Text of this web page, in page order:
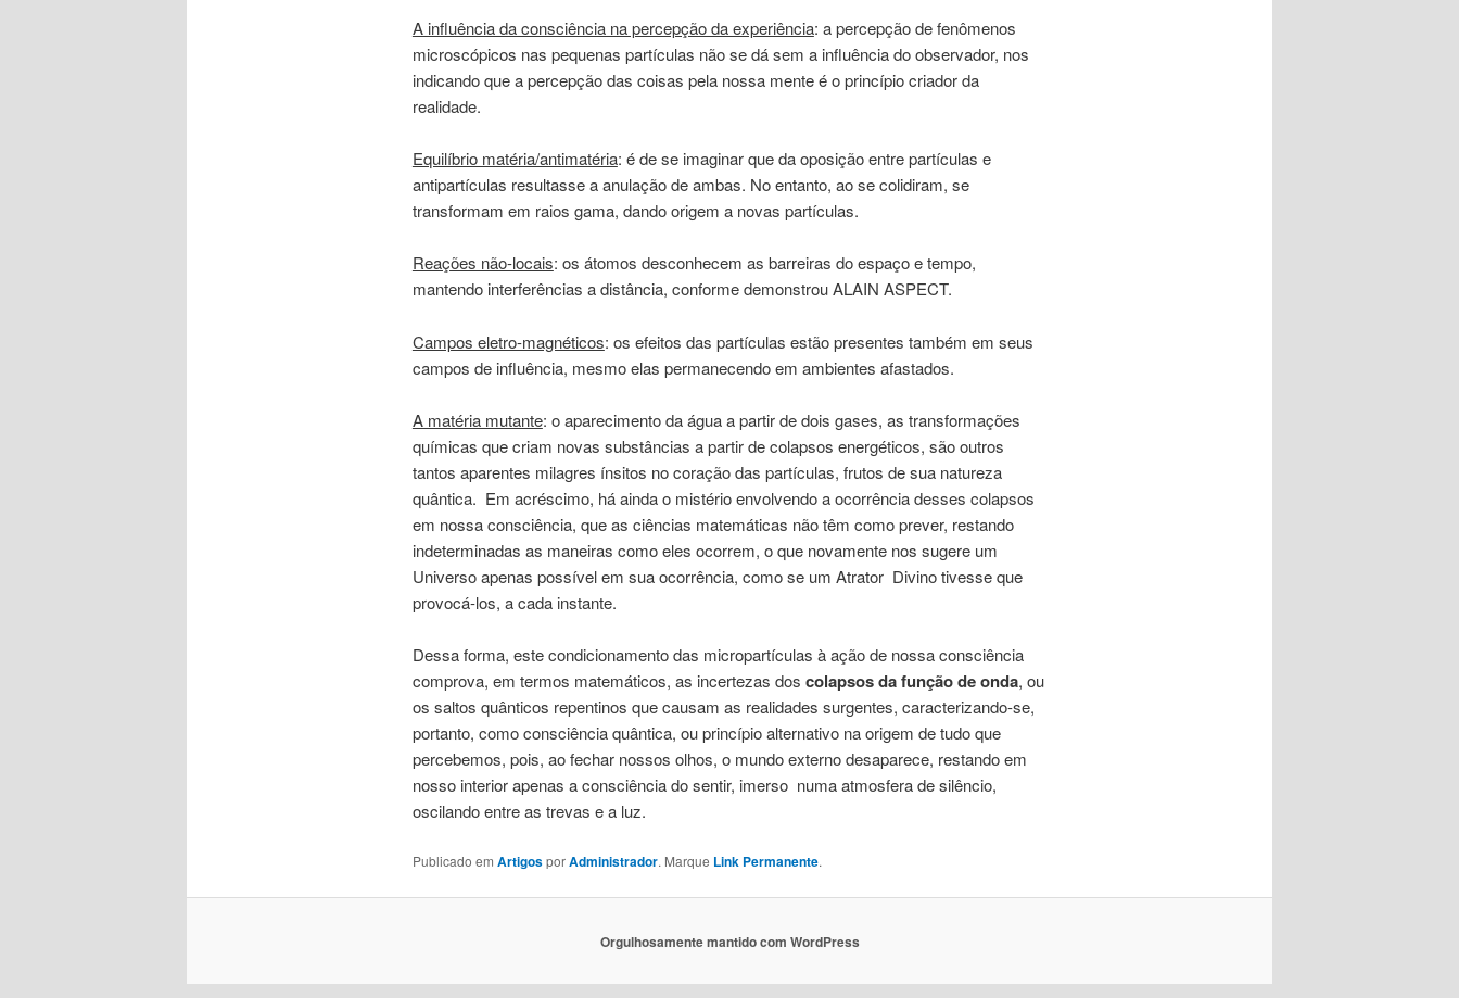
A influência da consciência na percepção da experiência: a percepção de fenômenos
microscópicos nas pequenas partículas não se dá sem a influência do observador, nos
indicando que a percepção das coisas pela nossa mente é o princípio criador da
realidade.
Equilíbrio matéria/antimatéria: é de se imaginar que da oposição entre partículas e
antipartículas resultasse a anulação de ambas. No entanto, ao se colidiram, se
transformam em raios gama, dando origem a novas partículas.
Reações não-locais: os átomos desconhecem as barreiras do espaço e tempo,
mantendo interferências a distância, conforme demonstrou ALAIN ASPECT.
Campos eletro-magnéticos: os efeitos das partículas estão presentes também em seus
campos de influência, mesmo elas permanecendo em ambientes afastados.
A matéria mutante: o aparecimento da água a partir de dois gases, as transformações
químicas que criam novas substâncias a partir de colapsos energéticos, são outros
tantos aparentes milagres ínsitos no coração das partículas, frutos de sua natureza
quântica. Em acréscimo, há ainda o mistério envolvendo a ocorrência desses colapsos
em nossa consciência, que as ciências matemáticas não têm como prever, restando
indeterminadas as maneiras como eles ocorrem, o que novamente nos sugere um
Universo apenas possível em sua ocorrência, como se um Atrator Divino tivesse que
provocá-los, a cada instante.
Dessa forma, este condicionamento das micropartículas à ação de nossa consciência
comprova, em termos matemáticos, as incertezas dos colapsos da função de onda, ou
os saltos quânticos repentinos que causam as realidades surgentes, caracterizando-se,
portanto, como consciência quântica, ou princípio alternativo na origem de tudo que
percebemos, pois, ao fechar nossos olhos, o mundo externo desaparece, restando em
nosso interior apenas a consciência do sentir, imerso numa atmosfera de silêncio,
oscilando entre as trevas e a luz.
Publicado em ArtigosporAdministrador. Marque Link Permanente.
Orgulhosamente mantido com WordPress